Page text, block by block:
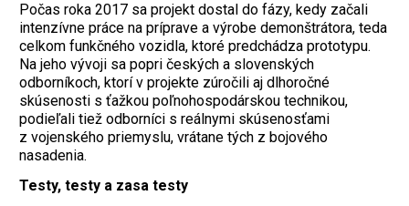
Počas roka 2017 sa projekt dostal do fázy, kedy začali
intenzívne práce na príprave a výrobe demonštrátora, teda
celkom funkčného vozidla, ktoré predchádza prototypu.
Na jeho vývoji sa popri českých a slovenských
odborníkoch, ktorí v projekte zúročili aj dlhoročné
skúsenosti s ťažkou poľnohospodárskou technikou,
podieľali tiež odborníci s reálnymi skúsenosťami
z vojenského priemyslu, vrátane tých z bojového
nasadenia.
Testy, testy a zasa testy